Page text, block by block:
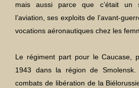
mais aussi parce que c’était un
l’aviation, ses exploits de l’avant-
vocations aéronautiques chez les
Le régiment part pour le Caucase,
1943 dans la région de
combats de libération de la